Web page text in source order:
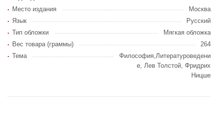
Место издания
Москва
Язык
Русский
Тип обложки
Мягкая обложка
Вес товара (граммы)
264
Тема
Философия,Литературоведени
е, Лев Толстой, Фридрих
Ницше